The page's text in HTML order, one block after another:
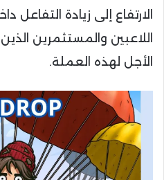
الارتفاع إلى زيادة التفاعل
اللاعبين والمستثمرين
الأجل لهذه العملة.